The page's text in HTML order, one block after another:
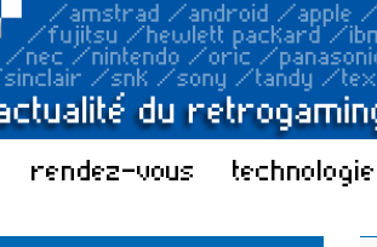
rendez-vous technologie